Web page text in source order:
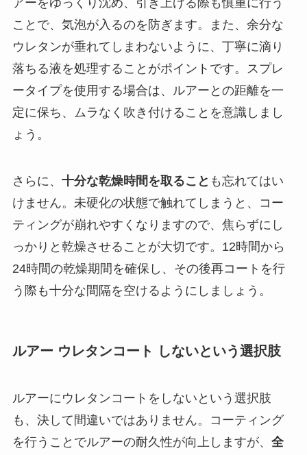
ことで、気泡が入るのを防ぎます。また、余分な
ウレタンが垂れてしまわないように、丁寧に滴り
落ちる液を処理することがポイントです。スプレ
ータイプを使用する場合は、ルアーとの距離を一
定に保ち、ムラなく吹き付けることを意識しまし
ょう。
さらに、 十分な乾燥時間を取ること も忘れてはい
けません。未硬化の状態で触れてしまうと、コー
ティングが崩れやすくなりますので、焦らずにし
っかりと乾燥させることが大切です。12時間から
24時間の乾燥期間を確保し、その後再コートを行
う際も十分な間隔を空けるようにしましょう。
ルアー ウレタンコート しないという選択肢
ルアーにウレタンコートをしないという選択肢
も、決して間違いではありません。コーティング
を行うことでルアーの耐久性が向上しますが、 全